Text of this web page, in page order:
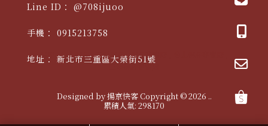
@708ijuoo
0915213758
新北市三重區大榮街51號
佛牌 台北佛牌 三重佛牌 佛牌專賣店
三重佛牌專賣店
Designed by揚京快客Copyright © 2026 ..
累積人氣: 298170